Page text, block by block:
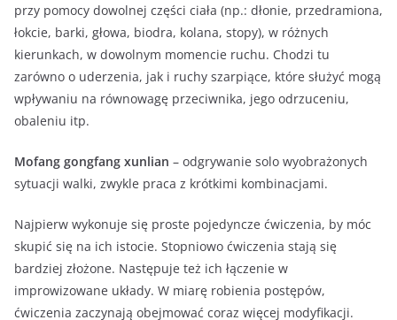
przy pomocy dowolnej części ciała (np.: dłonie, przedramiona,
łokcie, barki, głowa, biodra, kolana, stopy), w różnych
kierunkach, w dowolnym momencie ruchu. Chodzi tu
zarówno o uderzenia, jak i ruchy szarpiące, które służyć mogą
wpływaniu na równowagę przeciwnika, jego odrzuceniu,
obaleniu itp.
Mofang gongfang xunlian – odgrywanie solo wyobrażonych
sytuacji walki, zwykle praca z krótkimi kombinacjami.
Najpierw wykonuje się proste pojedyncze ćwiczenia, by móc
skupić się na ich istocie. Stopniowo ćwiczenia stają się
bardziej złożone. Następuje też ich łączenie w
improwizowane układy. W miarę robienia postępów,
ćwiczenia zaczynają obejmować coraz więcej modyfikacji.